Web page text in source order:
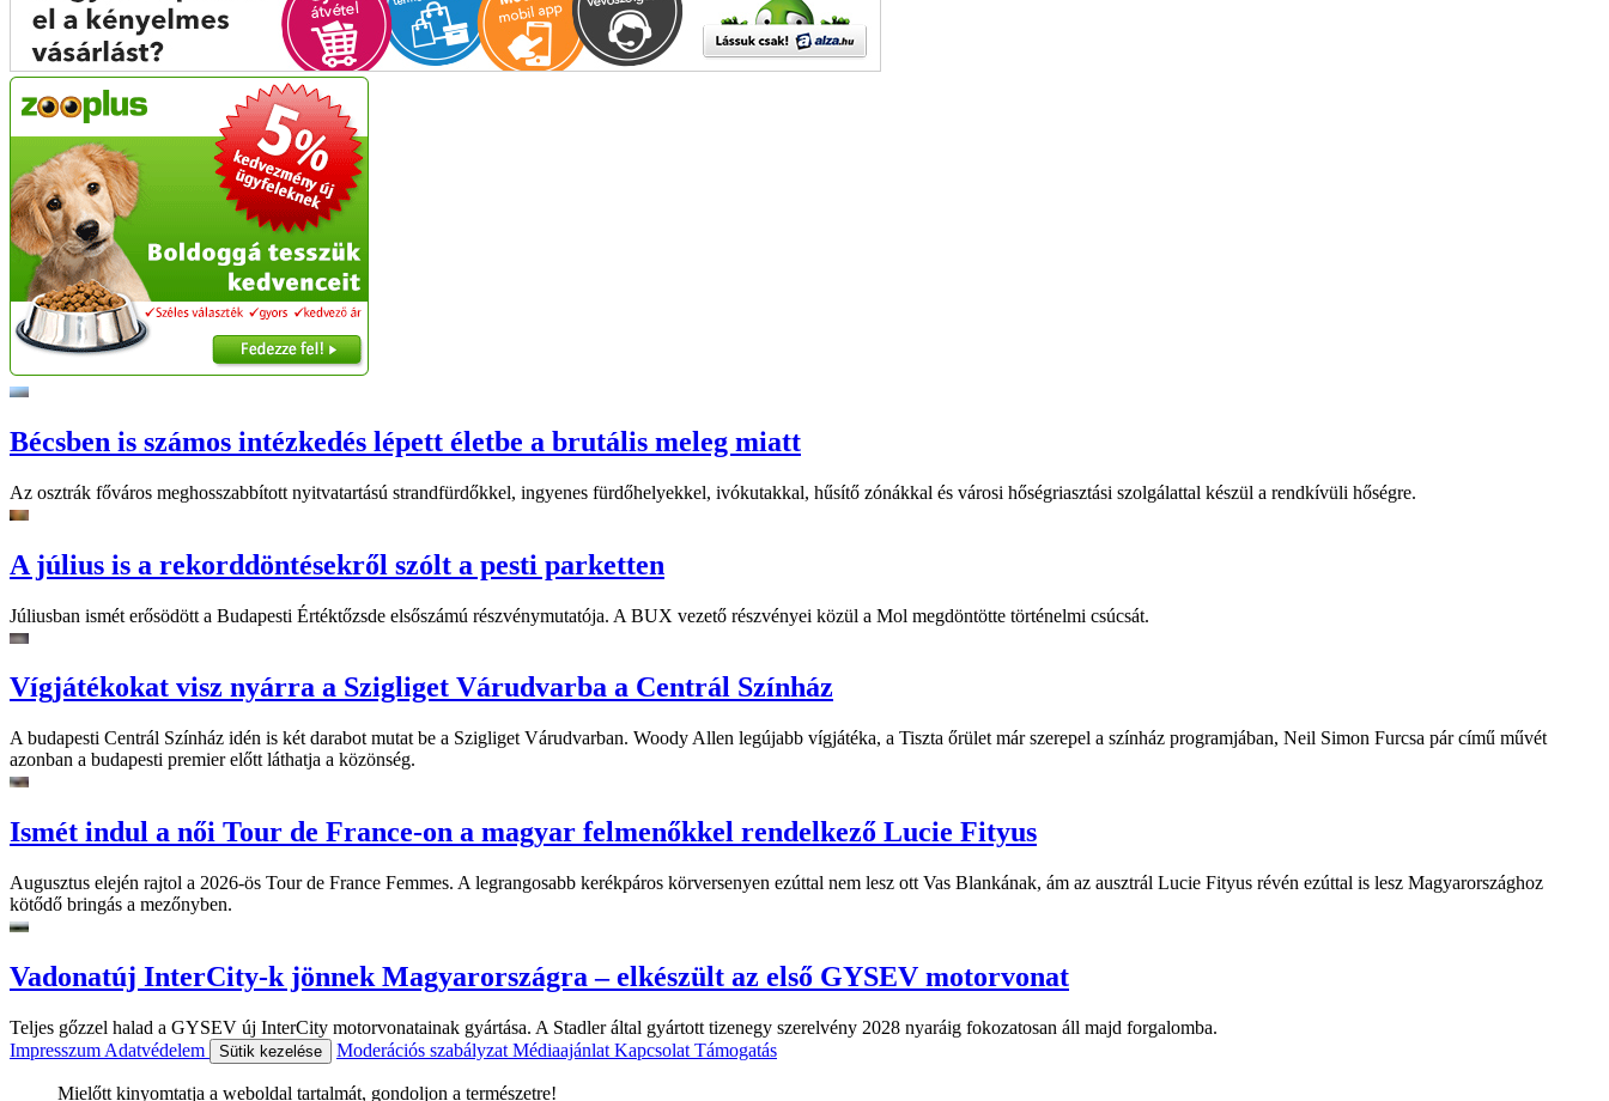
Bécsben is számos intézkedés lépett életbe a brutális meleg miatt
Az osztrák főváros meghosszabbított nyitvatartású strandfürdőkkel, ingyenes fürdőhelyekkel, ivókutakkal, hűsítő zónákkal és városi hőségriasztási szolgálattal készül a rendkívüli hőségre.
A július is a rekorddöntésekről szólt a pesti parketten
Júliusban ismét erősödött a Budapesti Értéktőzsde elsőszámú részvénymutatója. A BUX vezető részvényei közül a Mol megdöntötte történelmi csúcsát.
Vígjátékokat visz nyárra a Szigliget Várudvarba a Centrál Színház
A budapesti Centrál Színház idén is két darabot mutat be a Szigliget Várudvarban. Woody Allen legújabb vígjátéka, a Tiszta őrület már szerepel a színház programjában, Neil Simon Furcsa pár című művét
azonban a budapesti premier előtt láthatja a közönség.
Ismét indul a női Tour de France-on a magyar felmenőkkel rendelkező Lucie Fityus
Augusztus elején rajtol a 2026-ös Tour de France Femmes. A legrangosabb kerékpáros körversenyen ezúttal nem lesz ott Vas Blankának, ám az ausztrál Lucie Fityus révén ezúttal is lesz Magyarországhoz
kötődő bringás a mezőnyben.
Vadonatúj InterCity-k jönnek Magyarországra – elkészült az első GYSEV motorvonat
Teljes gőzzel halad a GYSEV új InterCity motorvonatainak gyártása. A Stadler által gyártott tizenegy szerelvény 2028 nyaráig fokozatosan áll majd forgalomba.
Impresszum Adatvédelem Sütik kezelése Moderációs szabályzat Médiaajánlat Kapcsolat Támogatás
Mielőtt kinyomtatja a weboldal tartalmát, gondoljon a természetre!